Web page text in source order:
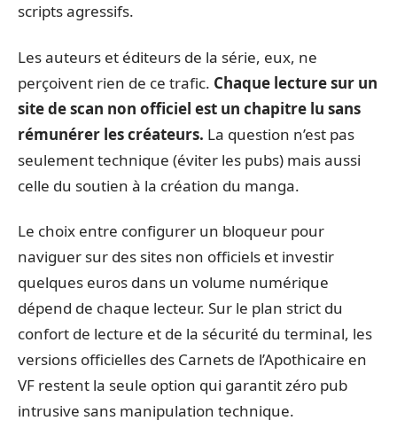
scripts agressifs.
Les auteurs et éditeurs de la série, eux, ne
perçoivent rien de ce trafic. Chaque lecture sur un
site de scan non officiel est un chapitre lu sans
rémunérer les créateurs. La question n’est pas
seulement technique (éviter les pubs) mais aussi
celle du soutien à la création du manga.
Le choix entre configurer un bloqueur pour
naviguer sur des sites non officiels et investir
quelques euros dans un volume numérique
dépend de chaque lecteur. Sur le plan strict du
confort de lecture et de la sécurité du terminal, les
versions officielles des Carnets de l’Apothicaire en
VF restent la seule option qui garantit zéro pub
intrusive sans manipulation technique.